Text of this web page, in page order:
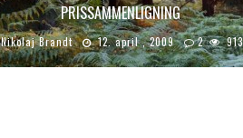
PRISSAMMENLIGNING
Nikolaj Brandt 12. april , 2009 2